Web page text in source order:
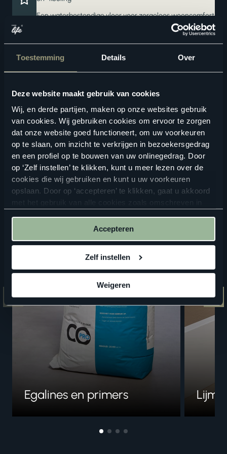
Toestemming Details Over
Deze website maakt gebruik van cookies
Wij, en derde partijen, maken op onze websites gebruik
van cookies. Wij gebruiken cookies om ervoor te zorgen
dat onze website goed functioneert, om uw voorkeuren
op te slaan, om inzicht te verkrijgen in bezoekersgedrag
en een profiel op te bouwen van uw onlinegedrag. Door
op ‘Zelf instellen’ te klikken, kunt u meer lezen over de
cookies die wij gebruiken en kunt u uw voorkeuren
opslaan. Door op ‘accepteren’ te klikken, gaat u akkoord
Accepteren
Zelf instellen
Weigeren
Een waterbestendige vloer voor zorgeloos wooncomfort
Geschikte vloertoebehoren
Egalines en primers